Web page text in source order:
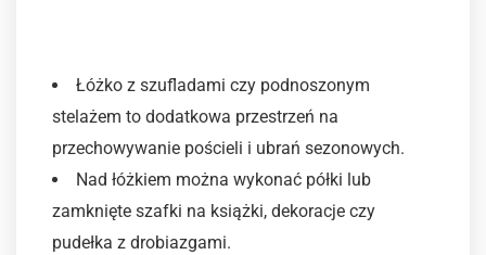
Łóżko z szufladami czy podnoszonym
stelażem to dodatkowa przestrzeń na
przechowywanie pościeli i ubrań sezonowych.
Nad łóżkiem można wykonać półki lub
zamknięte szafki na książki, dekoracje czy
pudełka z drobiazgami.